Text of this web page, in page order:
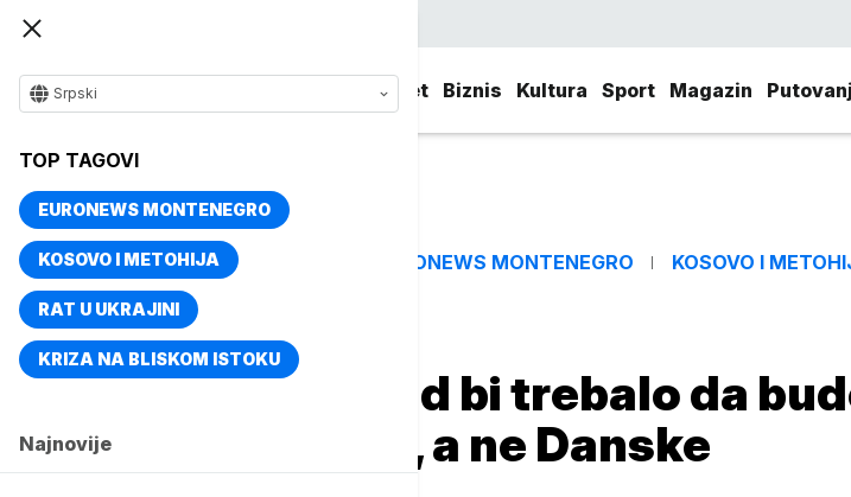
Svet Biznis Kultura Sport Magazin
Srpski
TOP TAGOVI
EURONEWS MONTENEGRO
KOSOVO I METOHIJA
RAT U UKRAJINI
KRIZA NA BLISKOM ISTOKU
Najnovije
TOP TAGOVI EURONEWS MONTENEGRO KOSOVO I
Naslovna Svet
Tramp: Grenland bi trebalo da
kontrolom SAD, a ne Danske